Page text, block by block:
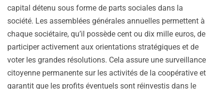
capital détenu sous forme de parts sociales dans la
société. Les assemblées générales annuelles permettent à
chaque sociétaire, qu’il possède cent ou dix mille euros, de
participer activement aux orientations stratégiques et de
voter les grandes résolutions. Cela assure une surveillance
citoyenne permanente sur les activités de la coopérative et
garantit que les profits éventuels sont réinvestis dans le